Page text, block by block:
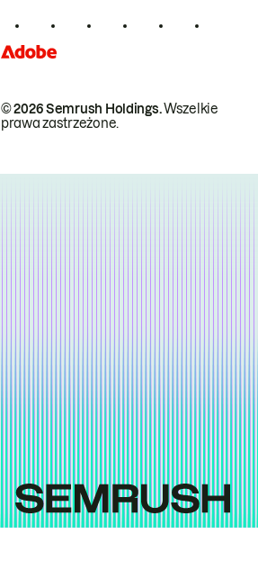
© 2026 Semrush Holdings.Wszelkie
prawa zastrzeżone.